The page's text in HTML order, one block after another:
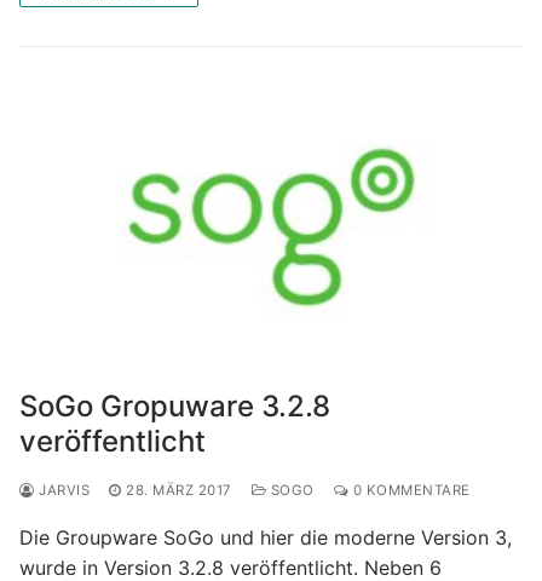
SoGo Gropuware 3.2.8
veröffentlicht
JARVIS 28. MÄRZ 2017 SOGO 0 KOMMENTARE
Die Groupware SoGo und hier die moderne Version 3,
wurde in Version 3.2.8 veröffentlicht. Neben 6